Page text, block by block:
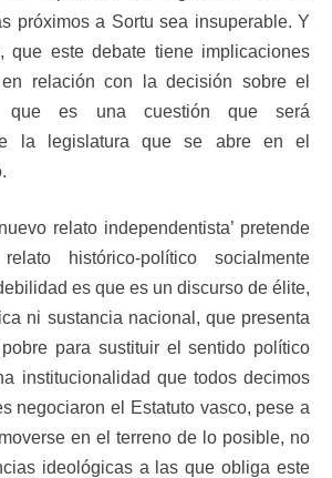
próximos a Sortu sea insuperable. Y
que este debate tiene implicaciones
en relación con la decisión sobre el
que es una cuestión que será
la legislatura que se abre en el
relato independentista’ pretende
histórico-político socialmente
es que es un discurso de élite,
ni sustancia nacional, que presenta
para sustituir el sentido político
institucionalidad que todos decimos
negociaron el Estatuto vasco, pese a
en el terreno de lo posible, no
ideológicas a las que obliga este